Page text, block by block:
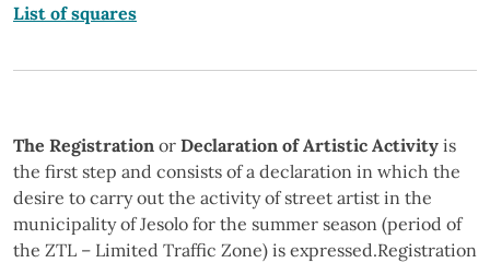
List of squares
The Registration or Declaration of Artistic Activity is
the first step and consists of a declaration in which the
desire to carry out the activity of street artist in the
municipality of Jesolo for the summer season (period of
the ZTL – Limited Traffic Zone) is expressed.Registration